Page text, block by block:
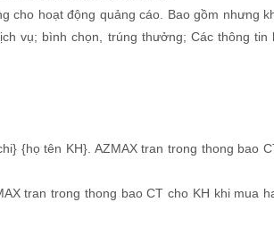
cho hoạt động quảng cáo. Bao gồm nhưng
vụ; bình chọn, trúng thưởng; Các thông tin
{họ tên KH}. AZMAX tran trong thong bao
tran trong thong bao CT cho KH khi mua